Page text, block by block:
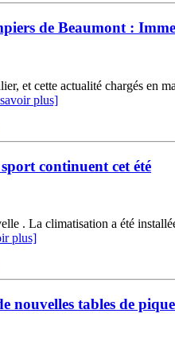
de Beaumont :
et cette actualité chargés en
plus]
continuent cet été
. La climatisation a été
plus]
nouvelles tables de